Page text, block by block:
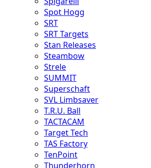
Spot Hogg
SRT
SRT Targets
Stan Releases
Steambow
Strele
SUMMIT
Superschaft
SVL Limbsaver
T.R.U. Ball
TACTACAM
Target Tech
TAS Factory
TenPoint
Thunderhorn